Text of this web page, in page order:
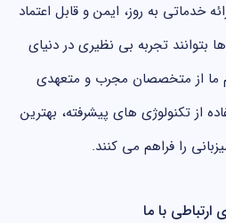
خدماتی به روز، ایمن و قابل اعتماد
بتوانند تجربه بی نظیری در دنیای
ما از متخصصان مجرب و متعهدی
از تکنولوژی های پیشرفته، بهترین
را فراهم می کنند.
ارتباطی با ما